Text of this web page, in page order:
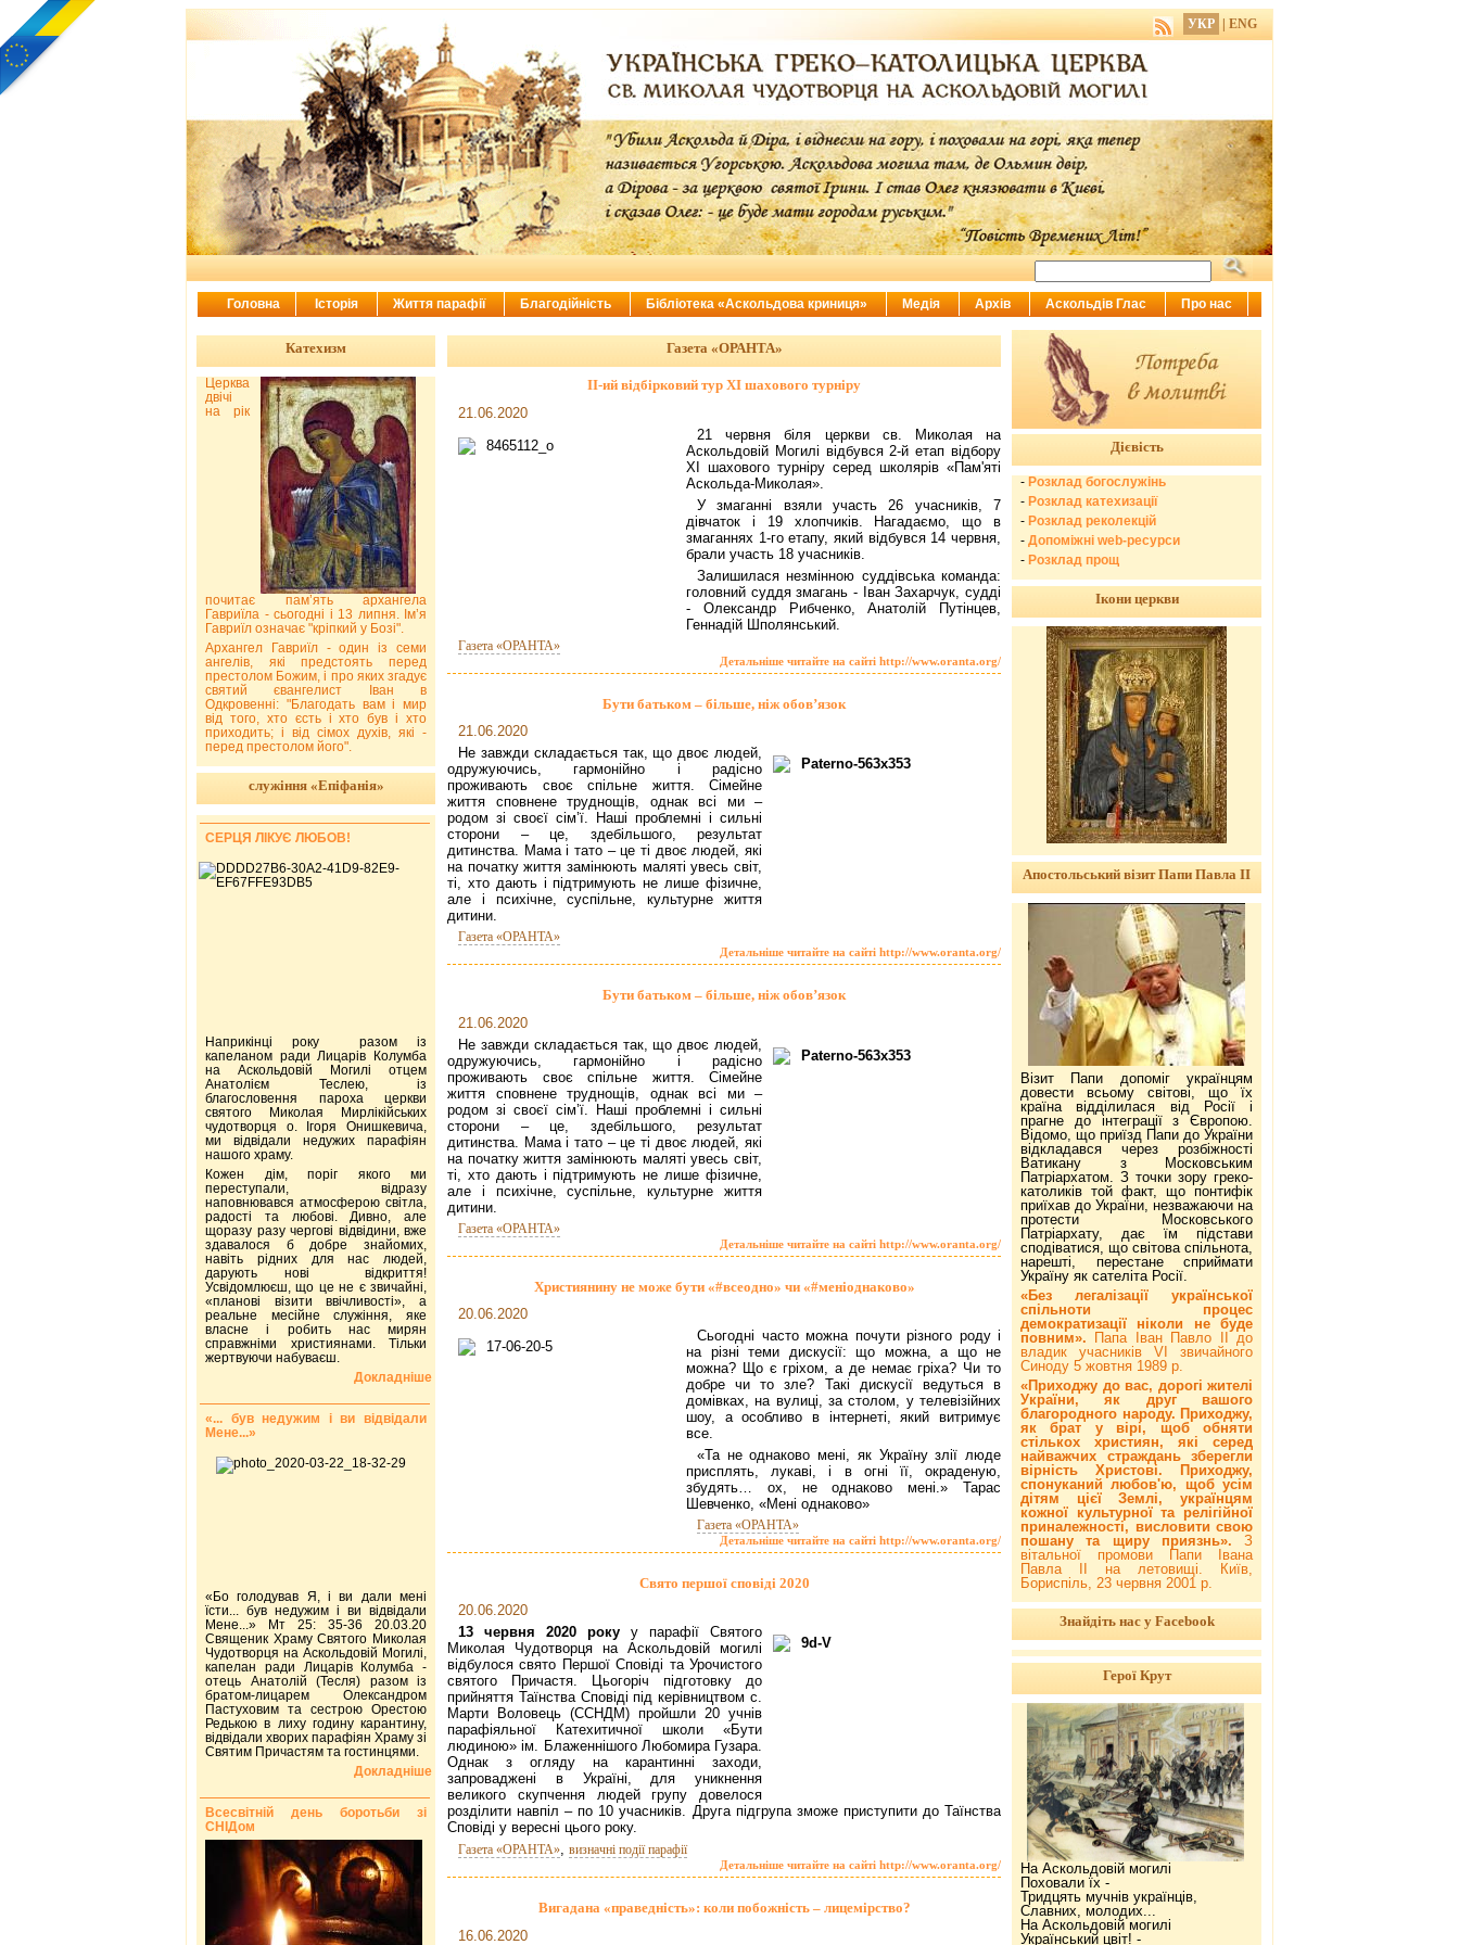
Газета «ОРАНТА»
ІІ-ий відбірковий тур ХІ шахового турніру
21.06.2020
21 червня біля церкви св. Миколая на
Аскольдовій Могилі відбувся 2-й етап відбору
ХІ шахового турніру серед школярів «Пам'яті
Аскольда-Миколая».
У змаганні взяли участь 26 учасників, 7
дівчаток і 19 хлопчиків. Нагадаємо, що в
змаганнях 1-го етапу, який відбувся 14 червня,
брали участь 18 учасників.
Залишилася незмінною суддівська команда:
головний суддя змагань - Іван Захарчук, судді
- Олександр Рибченко, Анатолій Путінцев,
Геннадій Шполянський.
Газета «ОРАНТА»
Детальніше читайте на сайті http://www.oranta.org/
Бути батьком – більше, ніж обов’язок
21.06.2020
Не завжди складається так, що двоє людей,
одружуючись, гармонійно і радісно
проживають своє спільне життя. Сімейне
життя сповнене труднощів, однак всі ми –
родом зі своєї сім’ї. Наші проблемні і сильні
сторони – це, здебільшого, результат
дитинства. Мама і тато – це ті двоє людей, які
на початку життя замінюють маляті увесь світ,
ті, хто дають і підтримують не лише фізичне,
але і психічне, суспільне, культурне життя
дитини.
Газета «ОРАНТА»
Детальніше читайте на сайті http://www.oranta.org/
Бути батьком – більше, ніж обов’язок
21.06.2020
Не завжди складається так, що двоє людей,
одружуючись, гармонійно і радісно
проживають своє спільне життя. Сімейне
життя сповнене труднощів, однак всі ми –
родом зі своєї сім’ї. Наші проблемні і сильні
сторони – це, здебільшого, результат
дитинства. Мама і тато – це ті двоє людей, які
на початку життя замінюють маляті увесь світ,
ті, хто дають і підтримують не лише фізичне,
але і психічне, суспільне, культурне життя
дитини.
Газета «ОРАНТА»
Детальніше читайте на сайті http://www.oranta.org/
Християнину не може бути «#всеодно» чи «#меніоднаково»
20.06.2020
Сьогодні часто можна почути різного роду і
на різні теми дискусії: що можна, а що не
можна? Що є гріхом, а де немає гріха? Чи то
добре чи то зле? Такі дискусії ведуться в
домівках, на вулиці, за столом, у телевізійних
шоу, а особливо в інтернеті, який витримує
все.
«Та не однаково мені, як Україну злії люде
присплять, лукаві, і в огні її, окраденую,
збудять… ох, не однаково мені.» Тарас
Шевченко, «Мені однаково»
Газета «ОРАНТА»
Детальніше читайте на сайті http://www.oranta.org/
Свято першої сповіді 2020
20.06.2020
13 червня 2020 року у парафії Святого
Миколая Чудотворця на Аскольдовій могилі
відбулося свято Першої Сповіді та Урочистого
святого Причастя. Цьогоріч підготовку до
прийняття Таїнства Сповіді під керівництвом с.
Марти Воловець (ССНДМ) пройшли 20 учнів
парафіяльної Катехитичної школи «Бути
людиною» ім. Блаженнішого Любомира Гузара.
Однак з огляду на карантинні заходи,
запроваджені в Україні, для уникнення
великого скупчення людей групу довелося
розділити навпіл – по 10 учасників. Друга підгрупа зможе приступити до Таїнства
Сповіді у вересні цього року.
Газета «ОРАНТА», визначні події парафії
Детальніше читайте на сайті http://www.oranta.org/
Вигадана «праведність»: коли побожність – лицемірство?
16.06.2020
Катехизм
Церква
двічі
на рік
почитає пам’ять архангела
Гавриїла - сьогодні і 13 липня. Ім’я
Гавриїл означає "кріпкий у Бозі".
Архангел Гавриїл - один із семи
ангелів, які предстоять перед
престолом Божим, і про яких згадує
святий євангелист Іван в
Одкровенні: "Благодать вам і мир
від того, хто єсть і хто був і хто
приходить; і від сімох духів, які -
перед престолом його".
служіння «Епіфанія»
СЕРЦЯ ЛІКУЄ ЛЮБОВ!
Наприкінці року разом із
капеланом ради Лицарів Колумба
на Аскольдовій Могилі отцем
Анатолієм Теслею, із
благословення пароха церкви
святого Миколая Мирлікійських
чудотворця о. Ігоря Онишкевича,
ми відвідали недужих парафіян
нашого храму.
Кожен дім, поріг якого ми
переступали, відразу
наповнювався атмосферою світла,
радості та любові. Дивно, але
щоразу разу чергові відвідини, вже
здавалося б добре знайомих,
навіть рідних для нас людей,
дарують нові відкриття!
Усвідомлюєш, що це не є звичайні,
«планові візити ввічливості», а
реальне месійне служіння, яке
власне і робить нас мирян
справжніми християнами. Тільки
жертвуючи набуваєш.
Докладніше
«... був недужим і ви відвідали
Мене...»
«Бо голодував Я, і ви дали мені
їсти... був недужим і ви відвідали
Мене...» Мт 25: 35-36 20.03.20
Священик Храму Святого Миколая
Чудотворця на Аскольдовій Могилі,
капелан ради Лицарів Колумба -
отець Анатолій (Тесля) разом із
братом-лицарем Олександром
Пастуховим та сестрою Орестою
Редькою в лиху годину карантину,
відвідали хворих парафіян Храму зі
Святим Причастям та гостинцями.
Докладніше
Всесвітній день боротьби зі
СНІДом
Дієвість
- Розклад богослужінь
- Розклад катехизації
- Розклад реколекцій
- Допоміжні web-ресурси
- Розклад прощ
Ікони церкви
Апостольський візит Папи Павла ІІ
Візит Папи допоміг українцям
довести всьому світові, що їх
країна відділилася від Росії і
прагне до інтеграції з Європою.
Відомо, що приїзд Папи до України
відкладався через розбіжності
Ватикану з Московським
Патріархатом. З точки зору греко-
католиків той факт, що понтифік
приїхав до України, незважаючи на
протести Московського
Патріархату, дає їм підстави
сподіватися, що світова спільнота,
нарешті, перестане сприймати
Україну як сателіта Росії.
«Без легалізації української
спільноти процес
демократизації ніколи не буде
повним».
Папа Іван Павло ІІ до
владик учасників VI звичайного
Синоду 5 жовтня 1989 р.
«Приходжу до вас, дорогі жителі
України, як друг вашого
благородного народу. Приходжу,
як брат у вірі, щоб обняти
стількох християн, які серед
найважчих страждань зберегли
вірність Христові. Приходжу,
спонуканий любов'ю, щоб усім
дітям цієї Землі, українцям
кожної культурної та релігійної
приналежності, висловити свою
пошану та щиру приязнь». З
вітальної промови Папи Івана
Павла ІІ на летовищі. Київ,
Бориспіль, 23 червня 2001 р.
Знайдіть нас у Facebook
Герої Крут
На Аскольдовій могилі
Поховали їх -
Тридцять мучнів українців,
Славних, молодих...
На Аскольдовій могилі
Український цвіт! -
УКР ENG
Головна Історія Життя парафії Благодійність Бібліотека «Аскольдова криниця» Медія Архів Аскольдів Глас Про нас